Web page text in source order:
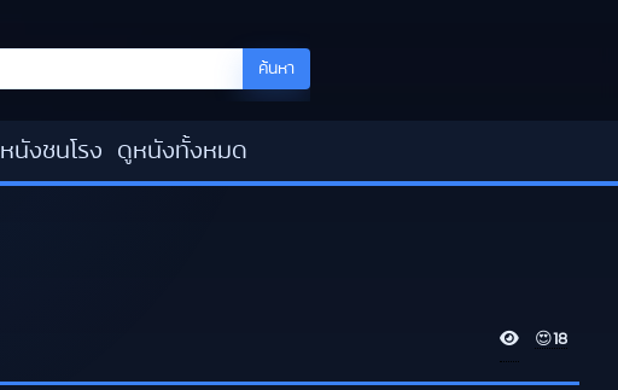
ค้นหา
หนังชนโรง ดูหนังทั้งหมด
V
i
😍18